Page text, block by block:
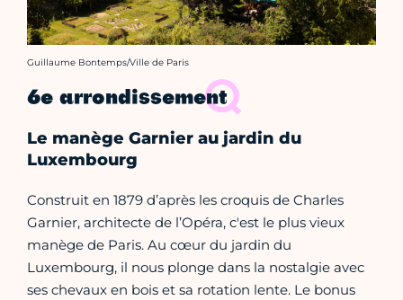
Crédit photo :
Guillaume Bontemps/Ville de Paris
6e arrondissement
Le manège Garnier au jardin du
Luxembourg
Construit en 1879 d’après les croquis de Charles
Garnier, architecte de l’Opéra, c'est le plus vieux
manège de Paris. Au cœur du jardin du
Luxembourg, il nous plonge dans la nostalgie avec
ses chevaux en bois et sa rotation lente. Le bonus